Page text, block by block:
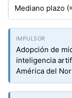
Mediano plazo
Adopción de
inteligencia
América del